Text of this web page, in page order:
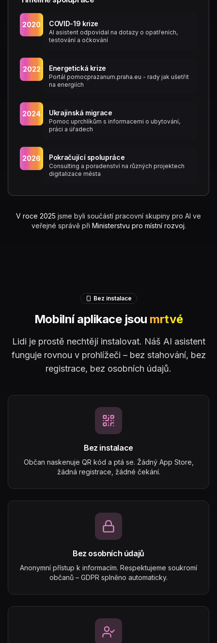
2020 COVID-19 krize
AI asistent odpovídal na dotazy o opatřeních,
testování a očkování
2022 Energetická krize
Portál pomocprazanum.praha.eu - rady jak ušetřit
na energiích
2024 Ukrajinská migrace
Pomoc uprchlíkům s informacemi o ubytování,
práci a úřadech
2026 Pokračující spolupráce
Consulting a poradenství na různých projektech
digitalizace města
V roce 2025 jsme byli součástí pracovní skupiny pro AI ve
veřejné správě při Ministerstvu pro místní rozvoj.
Bez instalace
Mobilní aplikace jsou mrtvé
Lidi je prostě nechtějí instalovat. Náš AI asistent
funguje rovnou v prohlížeči – bez stahování, bez
registrace, bez osobních údajů.
Bez instalace
Občan naskenuje QR kód a ptá se. Žádný App Store,
žádná registrace, žádné čekání.
Bez osobních údajů
Anonymní přístup k informacím. Respektujeme soukromí
občanů – GDPR splněno automaticky.